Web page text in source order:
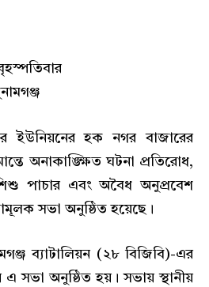
ইউনিয়নের হক নগর বাজারের
অনাকাঙ্ক্ষিত ঘটনা প্রতিরোধ,
পাচার এবং অবৈধ অনুপ্রবেশ
সভা অনুষ্ঠিত হয়েছে।
ব্যাটালিয়ন (২৮ বিজিবি)-এর
এ সভা অনুষ্ঠিত হয়। সভায় স্থানীয়